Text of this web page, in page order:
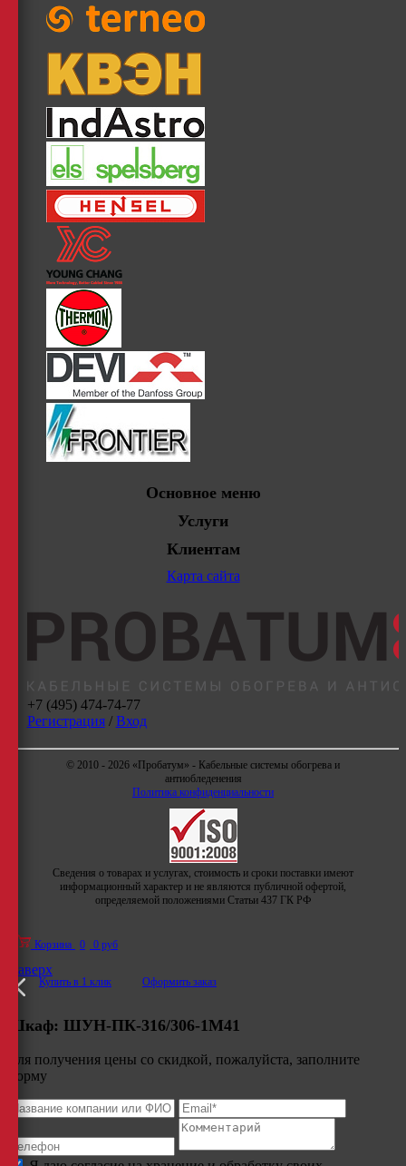
Основное меню
Услуги
Клиентам
Карта сайта
+7 (495) 474-74-77
Регистрация/ Вход
© 2010 - 2026 «Пробатум» - Кабельные системы обогрева и
антиобледенения
Политика конфиденциальности
Сведения о товарах и услугах, стоимость и сроки поставки имеют
информационный характер и не являются публичной офертой,
определяемой положениями Статьи 437 ГК РФ
Корзина 0 0 руб
Купить в 1 клик Оформить заказ
Наверх
Шкаф: ШУН-ПК-316/306-1М41
Для получения цены со скидкой, пожалуйста, заполните
форму